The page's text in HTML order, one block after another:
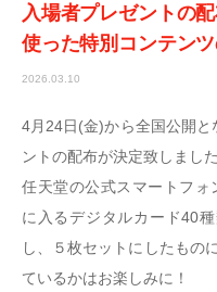
入場者プレゼントの
使った特別コンテン
2026.03.10
4月24日(金)から全国公開
ントの配布が決定致しました
任天堂の公式スマートフォ
に入るデジタルカード40
し、５枚セットにしたもの
ているかはお楽しみに！